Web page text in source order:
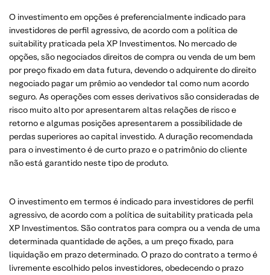
O investimento em opções é preferencialmente indicado para
investidores de perfil agressivo, de acordo com a política de
suitability praticada pela XP Investimentos. No mercado de
opções, são negociados direitos de compra ou venda de um bem
por preço fixado em data futura, devendo o adquirente do direito
negociado pagar um prêmio ao vendedor tal como num acordo
seguro. As operações com esses derivativos são consideradas de
risco muito alto por apresentarem altas relações de risco e
retorno e algumas posições apresentarem a possibilidade de
perdas superiores ao capital investido. A duração recomendada
para o investimento é de curto prazo e o patrimônio do cliente
não está garantido neste tipo de produto.
O investimento em termos é indicado para investidores de perfil
agressivo, de acordo com a política de suitability praticada pela
XP Investimentos. São contratos para compra ou a venda de uma
determinada quantidade de ações, a um preço fixado, para
liquidação em prazo determinado. O prazo do contrato a termo é
livremente escolhido pelos investidores, obedecendo o prazo